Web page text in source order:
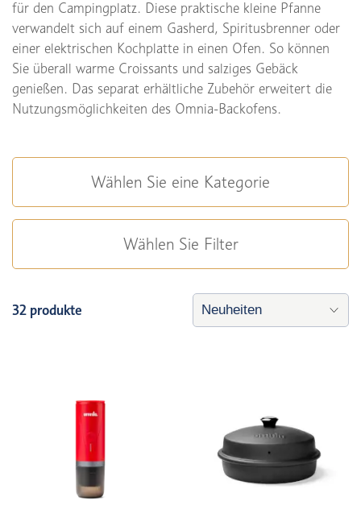
für den Campingplatz. Diese praktische kleine Pfanne
verwandelt sich auf einem Gasherd, Spiritusbrenner oder
einer elektrischen Kochplatte in einen Ofen. So können
Sie überall warme Croissants und salziges Gebäck
genießen. Das separat erhältliche Zubehör erweitert die
Nutzungsmöglichkeiten des Omnia-Backofens.
Wählen Sie eine Kategorie
Wählen Sie Filter
32 produkte